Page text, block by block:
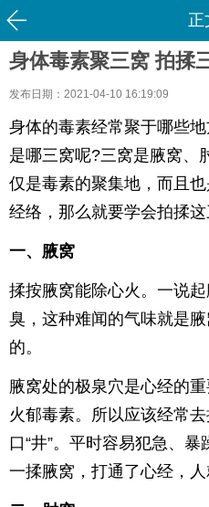
正
身体毒素聚三窝 拍揉
发布日期：2021-04-10 16:19:09
身体的毒素经常聚于哪些
是哪三窝呢?三窝是腋窝、
仅是毒素的聚集地，而且
经络，那么就要学会拍揉这
一、腋窝
揉按腋窝能除心火。一说
臭，这种难闻的气味就是
的。
腋窝处的极泉穴是心经的
火郁毒素。所以应该经常
口“井”。平时容易犯急、
一揉腋窝，打通了心经，人